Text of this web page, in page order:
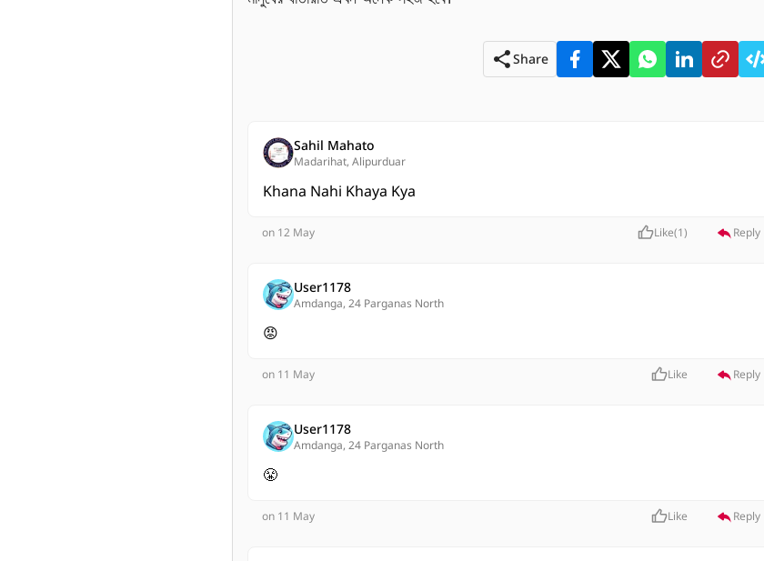
Share
Sahil Mahato
Madarihat, Alipurduar
Khana Nahi Khaya Kya
on 12 May Like(1) Reply
User1178
Amdanga, 24 Parganas North
😡
on 11 May Like Reply
User1178
Amdanga, 24 Parganas North
😤
on 11 May Like Reply